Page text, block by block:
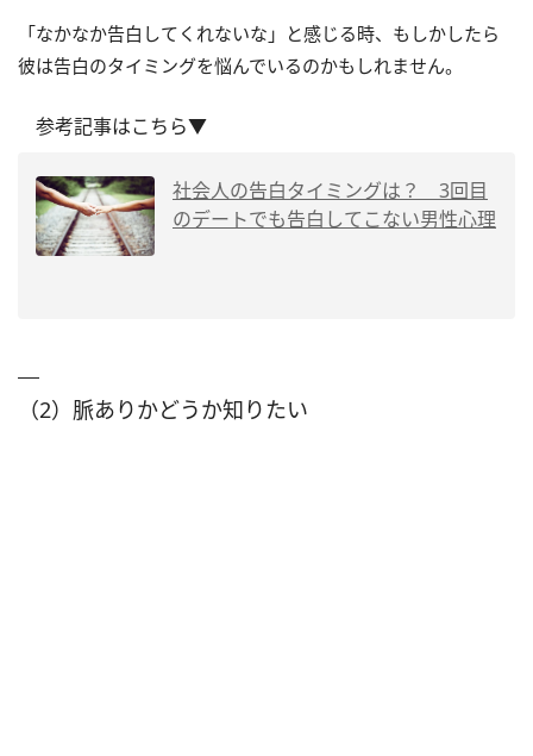
「なかなか告白してくれないな」と感じる時、もしかしたら
彼は告白のタイミングを悩んでいるのかもしれません。
参考記事はこちら▼
社会人の告白タイミングは？ 3回目
のデートでも告白してこない男性心理
（2）脈ありかどうか知りたい